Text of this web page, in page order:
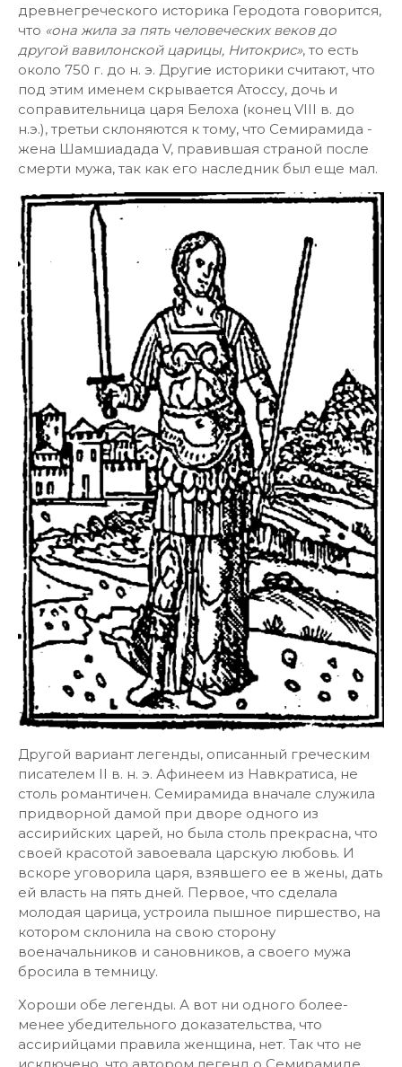
древнегреческого историка Геродота говорится,
что «она жила за пять человеческих веков до
другой вавилонской царицы, Нитокрис», то есть
около 750 г. до н. э. Другие историки считают, что
под этим именем скрывается Атоссу, дочь и
соправительница царя Белоха (конец VIII в. до
н.э.), третьи склоняются к тому, что Семирамида -
жена Шамшиадада V, правившая страной после
смерти мужа, так как его наследник был еще мал.
Другой вариант легенды, описанный греческим
писателем II в. н. э. Афинеем из Навкратиса, не
столь романтичен. Семирамида вначале служила
придворной дамой при дворе одного из
ассирийских царей, но была столь прекрасна, что
своей красотой завоевала царскую любовь. И
вскоре уговорила царя, взявшего ее в жены, дать
ей власть на пять дней. Первое, что сделала
молодая царица, устроила пышное пиршество, на
котором склонила на свою сторону
военачальников и сановников, а своего мужа
бросила в темницу.
Хороши обе легенды. А вот ни одного более-
менее убедительного доказательства, что
ассирийцами правила женщина, нет. Так что не